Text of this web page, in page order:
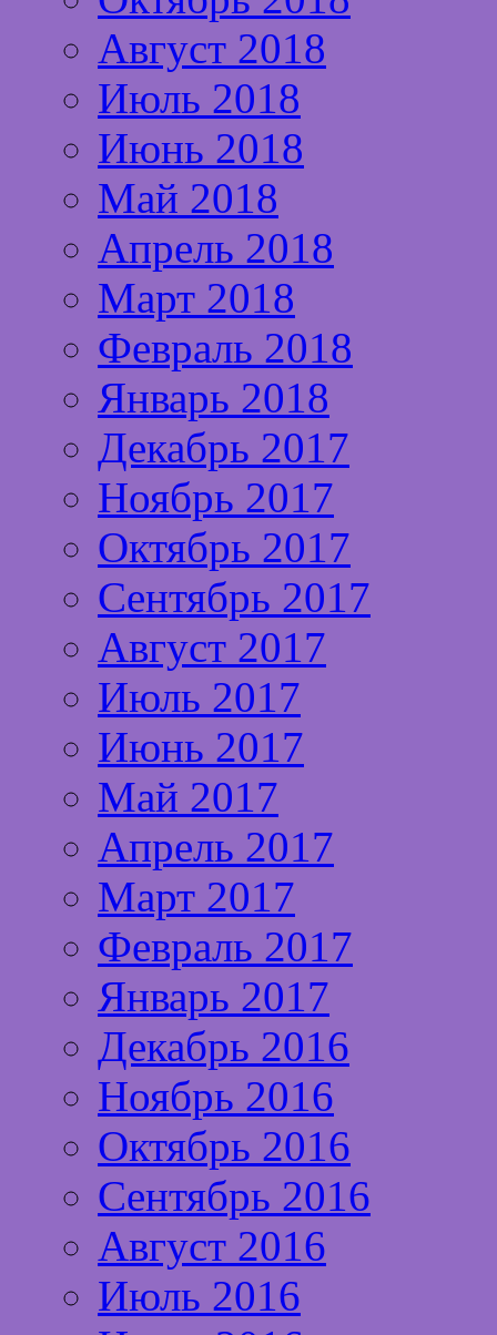
Август 2018
Июль 2018
Июнь 2018
Май 2018
Апрель 2018
Март 2018
Февраль 2018
Январь 2018
Декабрь 2017
Ноябрь 2017
Октябрь 2017
Сентябрь 2017
Август 2017
Июль 2017
Июнь 2017
Май 2017
Апрель 2017
Март 2017
Февраль 2017
Январь 2017
Декабрь 2016
Ноябрь 2016
Октябрь 2016
Сентябрь 2016
Август 2016
Июль 2016